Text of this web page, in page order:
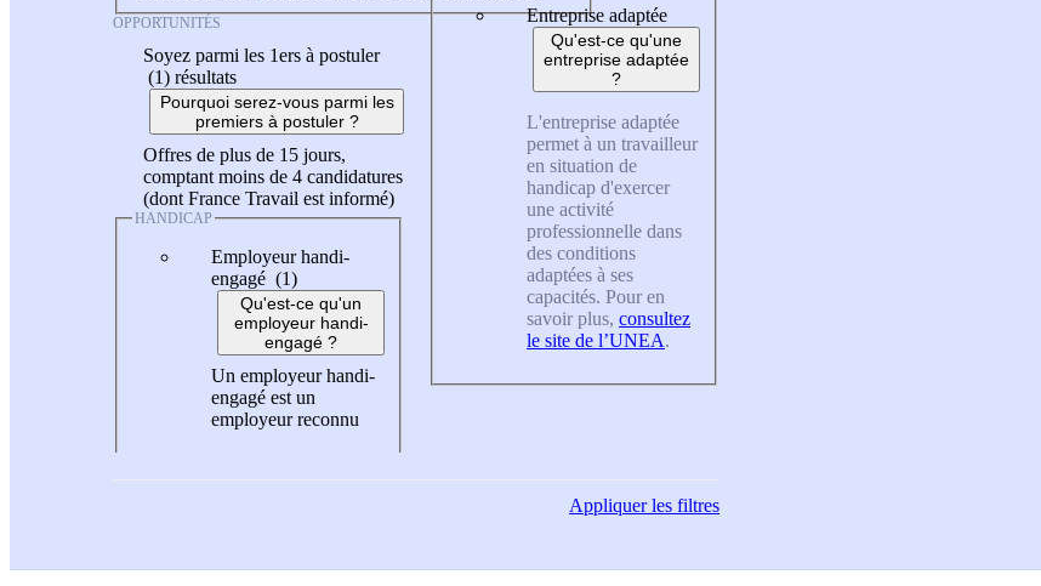
OPPORTUNITÉS
Soyez parmi les 1ers à postuler
(1) résultats
Pourquoi serez-vous parmi les
premiers à postuler ?
Offres de plus de 15 jours,
comptant moins de 4 candidatures
(dont France Travail est informé)
HANDICAP
Employeur handi-
engagé (1)
Qu'est-ce qu'un
employeur handi-
engagé ?
Un employeur handi-
engagé est un
employeur reconnu
Entreprise adaptée
Qu'est-ce qu'une
entreprise adaptée
?
L'entreprise adaptée
permet à un travailleur
en situation de
handicap d'exercer
une activité
professionnelle dans
des conditions
adaptées à ses
capacités. Pour en
savoir plus, consultez
le site de l’UNEA.
Appliquerles filtres